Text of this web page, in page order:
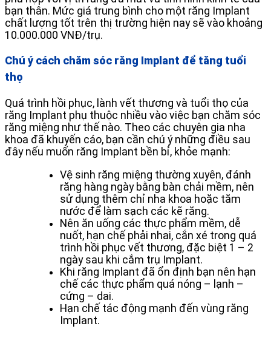
bạn thân. Mức giá trung bình cho một răng Implant
chất lượng tốt trên thị trường hiện nay sẽ vào khoảng
10.000.000 VNĐ/trụ.
Chú ý cách chăm sóc răng Implant để tăng tuổi
thọ
Quá trình hồi phục, lành vết thương và tuổi thọ của
răng Implant phụ thuộc nhiều vào việc bạn chăm sóc
răng miệng như thế nào. Theo các chuyên gia nha
khoa đã khuyến cáo, bạn cần chú ý những điều sau
đây nếu muốn răng Implant bền bỉ, khỏe mạnh:
Vệ sinh răng miệng thường xuyên, đánh
răng hàng ngày bằng bàn chải mềm, nên
sử dụng thêm chỉ nha khoa hoặc tăm
nước để làm sạch các kẽ răng.
Nên ăn uống các thực phẩm mềm, dễ
nuốt, hạn chế phải nhai, cắn xé trong quá
trình hồi phục vết thương, đặc biệt 1 – 2
ngày sau khi cắm trụ Implant.
Khi răng Implant đã ổn định bạn nên hạn
chế các thực phẩm quá nóng – lạnh –
cứng – dai.
Hạn chế tác động mạnh đến vùng răng
Implant.